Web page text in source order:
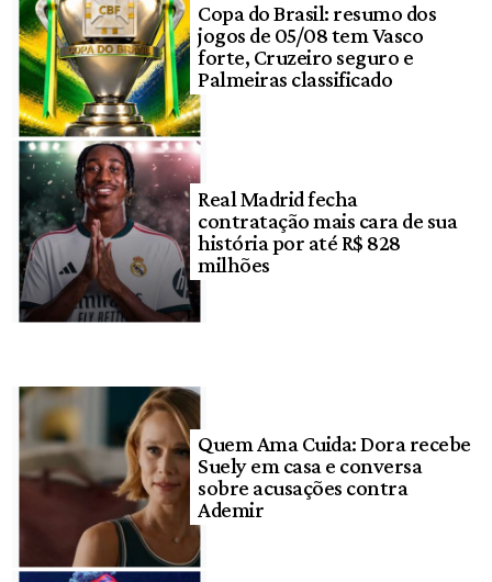
Copa do Brasil: resumo dos
jogos de 05/08 tem Vasco
forte, Cruzeiro seguro e
Palmeiras classificado
Real Madrid fecha
contratação mais cara de sua
história por até R$ 828
milhões
Quem Ama Cuida: Dora recebe
Suely em casa e conversa
sobre acusações contra
Ademir